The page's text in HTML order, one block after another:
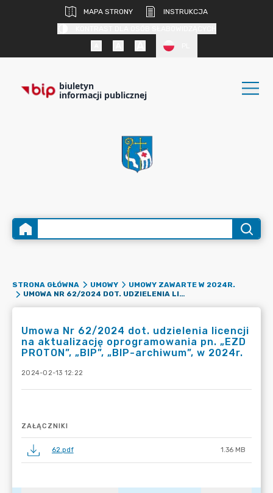
MAPA STRONY
INSTRUKCJA
biuletyn
informacji publicznej
STRONA GŁÓWNA UMOWY
UMOWY ZAWARTE W 2024R.
UMOWA NR 62/2024 DOT. UDZIELENIA LICENCJI NA AKTUALIZACJĘ OPROGRAMOWANIA PN. „EZD PROTON”, „BIP”, „BIP-ARCHIWUM”, W 2024R.
Umowa Nr 62/2024 dot. udzielenia licencji
na aktualizację oprogramowania pn. „EZD
PROTON”, „BIP”, „BIP-archiwum”, w 2024r.
2024-02-13 12:22
ZAŁĄCZNIKI
62.pdf 1.36 MB